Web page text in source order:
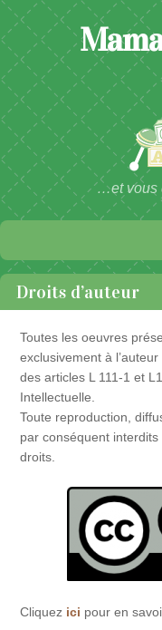
…et vous
Passer au contenu
Droits d’auteur
Toutes les oeuvres
exclusivement à
des articles L 111-1 et
Intellectuelle.
Toute reproduction,
par conséquent
droits.
Cliquez ici pour en